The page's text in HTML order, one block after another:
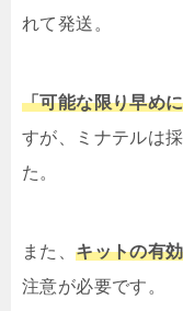
れて発送。
「可能な限り早め
すが、ミナテルは
た。
また、キットの有
注意が必要です。